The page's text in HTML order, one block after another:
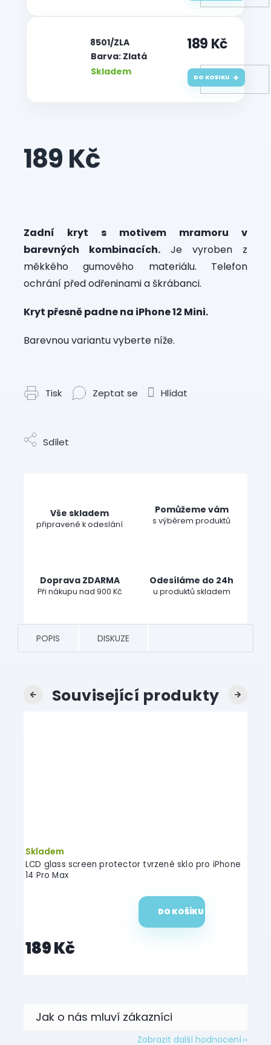
Barva: Zlatá
Skladem
| 8501/ZLA 189 Kč
DO KOŠÍKU
189 Kč
Zadní kryt s motivem mramoru v
barevných kombinacích. Je vyroben z
měkkého gumového materiálu. Telefon
ochrání před odřeninami a škrábanci.
Kryt přesně padne na iPhone 12 Mini.
Barevnou variantu vyberte níže.
Tisk Zeptat se Hlídat
Sdílet
Vše skladem
připravené k odeslání
Pomůžeme vám
s výběrem produktů
Doprava ZDARMA
Při nákupu nad 900 Kč
Odesíláme do 24h
u produktů skladem
POPIS DISKUZE
Související produkty
Previous
LCD glass screen protector tvrzené sklo pro iPhone
14 Pro Max
Skladem
189 Kč
DO KOŠÍKU
Next
Zobrazit další hodnocení